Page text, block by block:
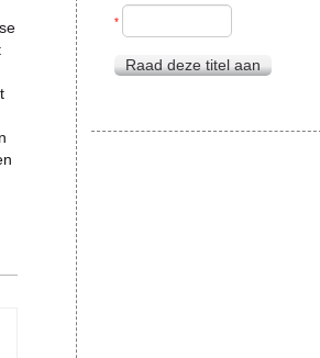
*
Raad deze titel aan